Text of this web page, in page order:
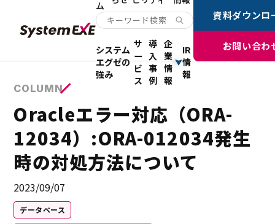
ム
システム
エグゼの
強み
サ
ー
ビ
ス
導
入
事
例
企
業
情
報
IR
情
報
資料ダウンロ
お問い合わ
COLUMN
Oracleエラー対応（ORA-
12034）:ORA-012034発生
時の対処方法について
2023/09/07
データベース